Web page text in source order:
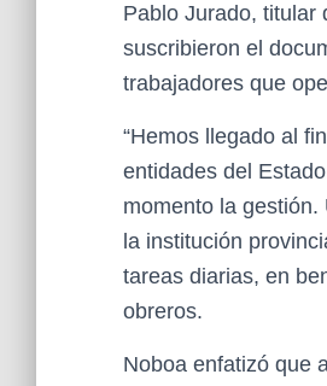
Pablo Jurado, titular
suscribieron el
trabajadores que
“Hemos llegado al
entidades del
momento la
la institución
tareas diarias, en
obreros.
Noboa enfatizó que